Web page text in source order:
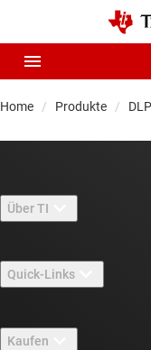
Home Produkte
Über TI
Stellenangebote
Newsroom
Quick-Links
Kaufen